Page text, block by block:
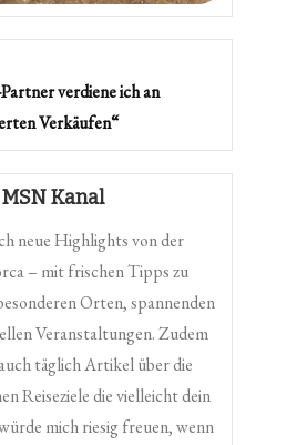
verdiene ich an
Verkäufen“
Kanal
neue Highlights von der
– mit frischen Tipps zu
Orten, spannenden
Veranstaltungen. Zudem
täglich Artikel über die
Reiseziele die vielleicht dein
mich riesig freuen, wenn